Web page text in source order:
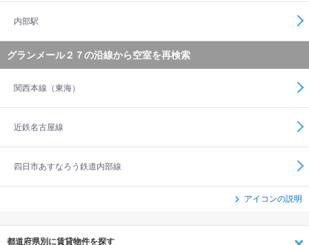
内部駅
グランメール２７の沿線から空室を再検索
関西本線（東海）
近鉄名古屋線
四日市あすなろう鉄道内部線
アイコンの説明
都道府県別に賃貸物件を探す